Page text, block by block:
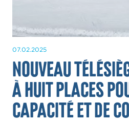
07.02.2025
Nouveau
à huit places
capacité et de